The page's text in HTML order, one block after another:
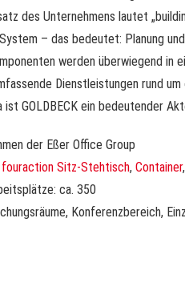
des Unternehmens lautet
– das bedeutet: Planung
werden überwiegend
Dienstleistungen rund
ist GOLDBECK ein bedeutender
der Eßer Office Group
Sitz-Stehtisch, Container,
ca. 350
Konferenzbereich,